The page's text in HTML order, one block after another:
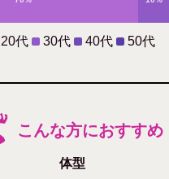
20代 30代 40代 50代
こんな方におすすめ
体型